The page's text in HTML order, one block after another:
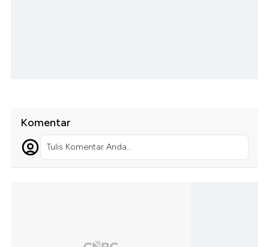
Komentar
Tulis Komentar Anda...